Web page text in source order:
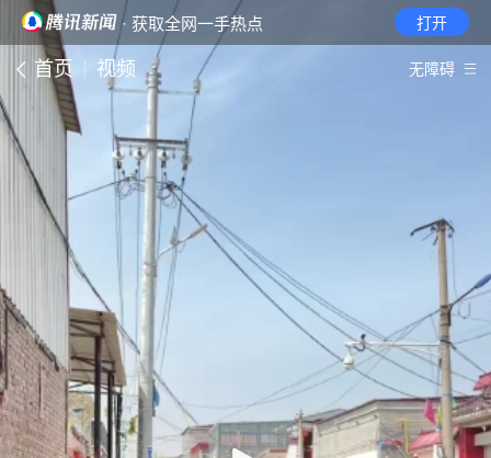
· 获取全网一手热点 打开
首页 视频 无障碍